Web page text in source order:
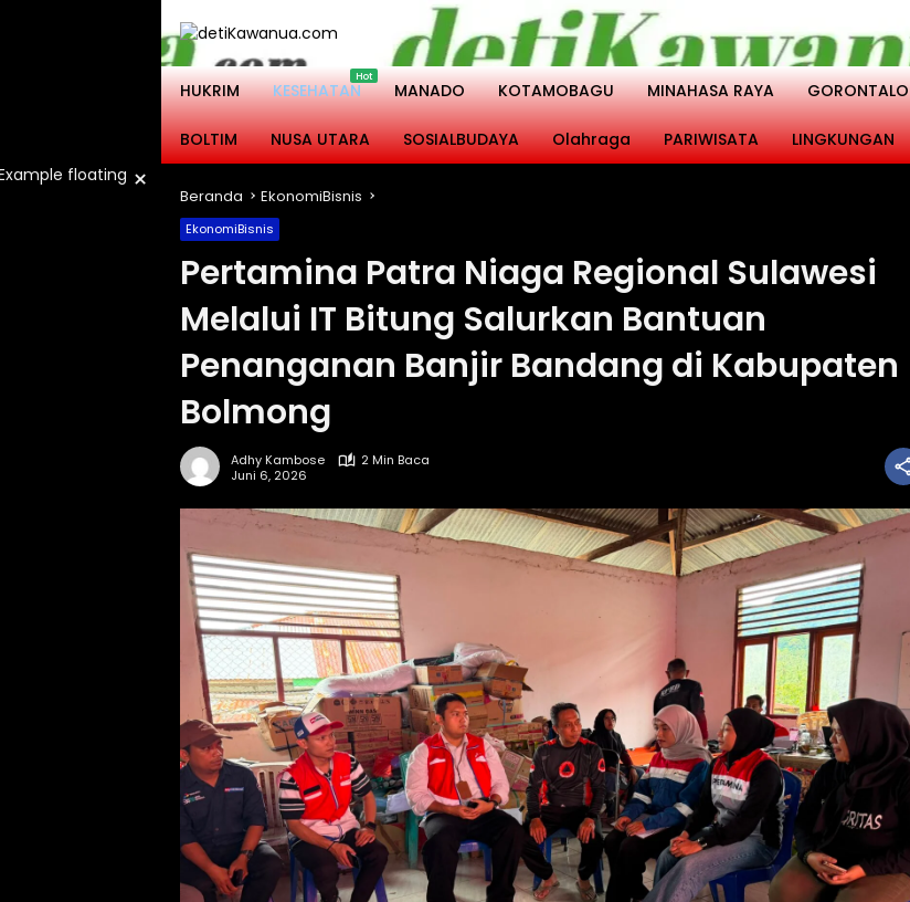
HUKRIM
KESEHATAN MANADO KOTAMOBAGU MINAHASA RAYA GORONTALO
BOLTIM NUSA UTARA SOSIALBUDAYA Olahraga PARIWISATA LINGKUNGAN
× Beranda EkonomiBisnis
EkonomiBisnis
Pertamina Patra Niaga Regional Sulawesi
Melalui IT Bitung Salurkan Bantuan
Penanganan Banjir Bandang di Kabupaten
Bolmong
Adhy Kambose
2 Min Baca
Juni 6, 2026